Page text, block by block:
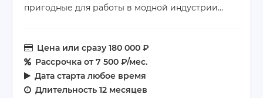
пригодные для работы в модной индустрии…
Цена или сразу 180 000 ₽
Рассрочка от 7 500 ₽/мес.
Дата старта любое время
Длительность 12 месяцев